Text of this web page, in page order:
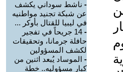
- ناشط سوداني يكشف
عن شبكة تجنيد مواطنيه
في ليبيا للقتال بأوكر ...
-
14 جريحاً في تفجير
حافلة جرمانا، وتحقيقات
لكشف المسؤولين
- الموساد يُبعد اثنين من
كبار مسؤوليه.. خطة